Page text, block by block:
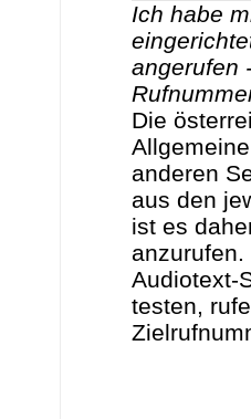
Ich habe
angerufen
Die
anderen
aus den
ist es
Audiotext-
testen,